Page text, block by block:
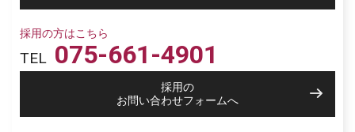
採用の方はこちら
TEL 075-661-4901
採用の
お問い合わせフォームへ